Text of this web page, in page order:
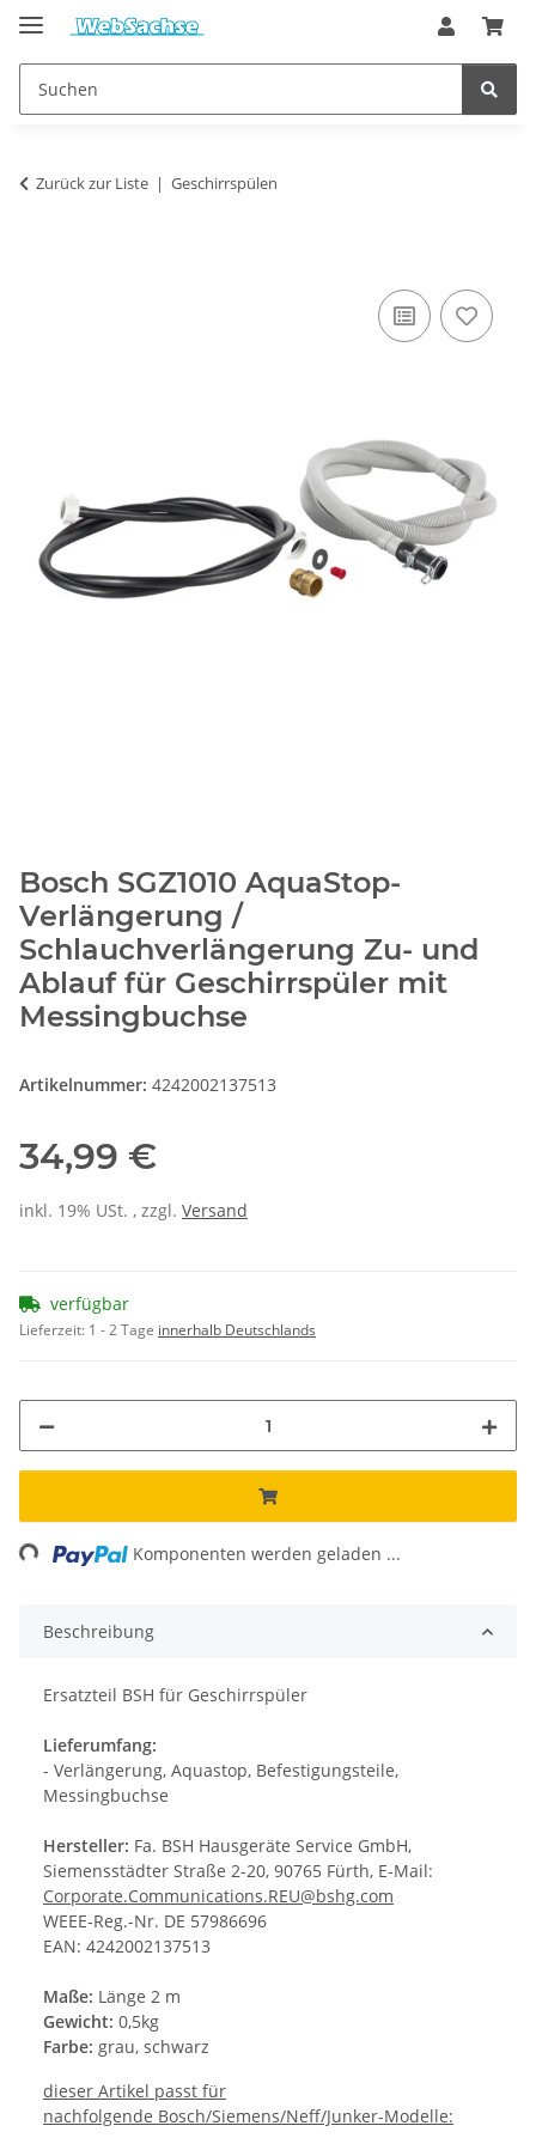
Zurück zur Liste Geschirrspülen
Bosch SGZ1010 AquaStop-
Verlängerung /
Schlauchverlängerung Zu- und
Ablauf für Geschirrspüler mit
Messingbuchse
Artikelnummer: 4242002137513
34,99 €
inkl. 19% USt. , zzgl. Versand
verfügbar
Lieferzeit: 1 - 2 Tage innerhalb Deutschlands
Komponenten werden geladen ...
Beschreibung
Ersatzteil BSH für Geschirrspüler
Lieferumfang:
- Verlängerung, Aquastop, Befestigungsteile,
Messingbuchse
Hersteller: Fa. BSH Hausgeräte Service GmbH,
Siemensstädter Straße 2-20, 90765 Fürth, E-Mail:
Corporate.Communications.REU@bshg.com
WEEE-Reg.-Nr. DE 57986696
EAN: 4242002137513
Maße: Länge 2 m
Gewicht: 0,5kg
Farbe: grau, schwarz
dieser Artikel passt für
nachfolgende Bosch/Siemens/Neff/Junker-Modelle: